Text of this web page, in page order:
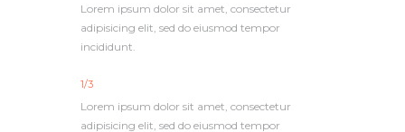
Lorem ipsum dolor sit amet, consectetur
adipisicing elit, sed do eiusmod tempor
incididunt.
1/3
Lorem ipsum dolor sit amet, consectetur
adipisicing elit, sed do eiusmod tempor